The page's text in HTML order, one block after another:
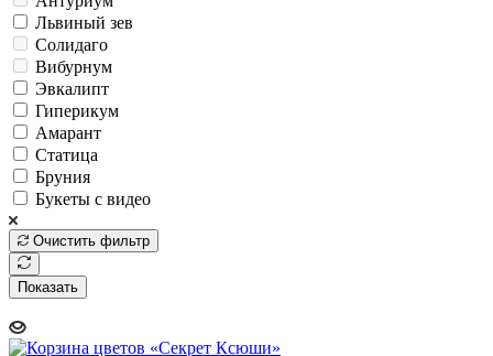
Львиный зев
Солидаго
Вибурнум
Эвкалипт
Гиперикум
Амарант
Статица
Бруния
Букеты с видео
Очистить фильтр
Показать